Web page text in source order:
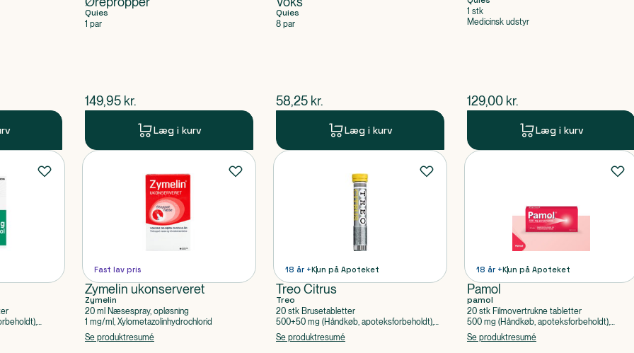
Quies
1 par
$nuværende pris
149,95 kr.
Læg i kurv
Quies
8 par
$nuværende pris
58,25 kr.
Læg i kurv
1 stk
Medicinsk udstyr
$nuværende pris
129,00 kr.
Læg i kurv
Fast lav pris
Zymelin ukonserveret
Zymelin
20 ml Næsespray, opløsning
1 mg/ml, Xylometazolinhydrochlorid
Se produktresumé
18 år +Kun på Apoteket
Treo Citrus
Treo
20 stk Brusetabletter
500+50 mg (Håndkøb, apoteksforbeholdt),
Acetylsalicylsyre, Caffein
Se produktresumé
18 år +Kun på Apoteket
Pamol
pamol
20 stk Filmovertrukne tabletter
500 mg (Håndkøb, apoteksforbeholdt),
Paracetamol
Se produktresumé